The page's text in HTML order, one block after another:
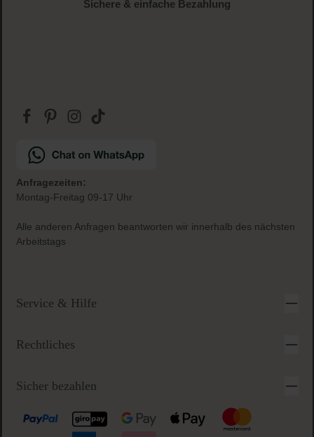
Sichere & einfache Bezahlung
Anfragezeiten:
Montag-Freitag 09-17 Uhr
Alle anderen Anfragen beantworten wir innerhalb des nächsten
Arbeitstags
Service & Hilfe
Rechtliches
Sicher bezahlen